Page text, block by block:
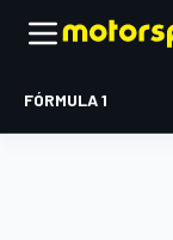
FÓRMULA 1